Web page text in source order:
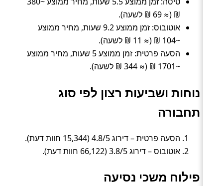
₪ (≈ 69 ₪ לשעה).
אוטובוס: זמן ממוצע 9.2 שעות, מחיר ממוצע
~104 ₪ (≈ 11 ₪ לשעה).
הסעה פרטית: זמן ממוצע 5 שעות, מחיר ממוצע
~1701 ₪ (≈ 344 ₪ לשעה).
נוחות ושביעות רצון לפי סוג
תחבורה
הסעה פרטית – דירוג 4.8/5 (15,344 חוות דעת).
אוטובוס – דירוג 3.8/5 (66,122 חוות דעת).
פילוח משכי נסיעה